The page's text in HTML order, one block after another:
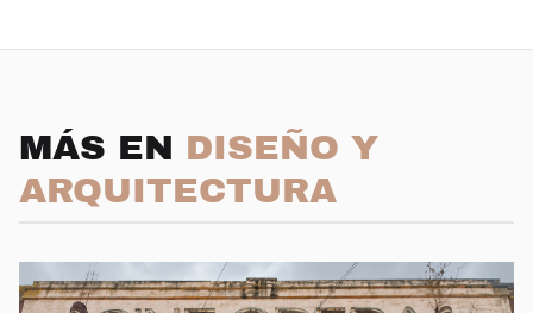
MÁS EN DISEÑO Y
ARQUITECTURA